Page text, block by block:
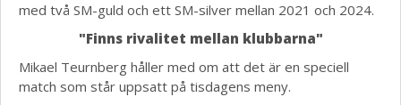
med två SM-guld och ett SM-silver mellan 2021 och 2024.
"Finns rivalitet mellan klubbarna"
Mikael Teurnberg håller med om att det är en speciell
match som står uppsatt på tisdagens meny.